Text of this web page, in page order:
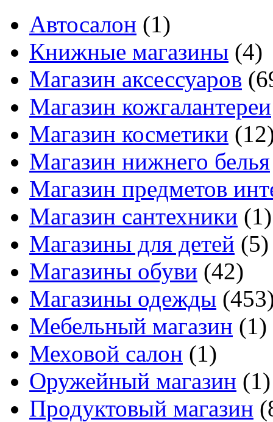
Автосалон (1)
Книжные магазины (4)
Магазин аксессуаров
Магазин кожгалантереи
Магазин косметики
Магазин нижнего белья
Магазин предметов
Магазин сантехники (1)
Магазины для детей (5)
Магазины обуви (42)
Магазины одежды
Мебельный магазин (1)
Меховой салон (1)
Оружейный магазин (1)
Продуктовый магазин